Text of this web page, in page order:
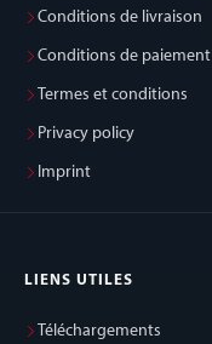
Conditions de livraison
Conditions de paiement
Termes et conditions
Privacy policy
Imprint
LIENS UTILES
Téléchargements